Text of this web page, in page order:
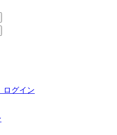
ログイン